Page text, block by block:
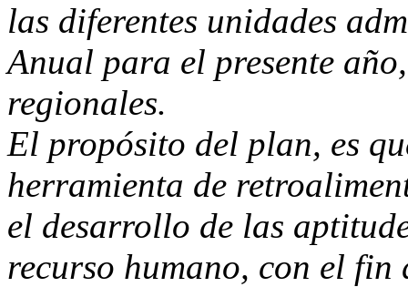
las diferentes unidades
Anual para el presente
regionales.
El propósito del plan, es
herramienta de
el desarrollo de las
recurso humano, con el fin